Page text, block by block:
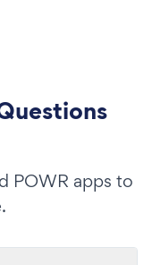
POWR apps to